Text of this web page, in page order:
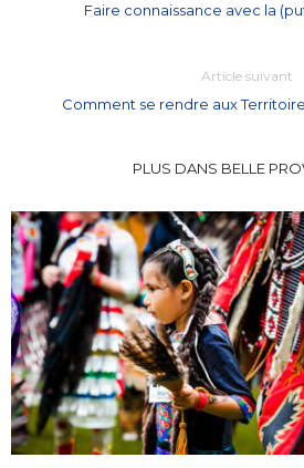
Faire connaissance avec la
Article suivant
Comment se rendre aux
PLUS DANS BELLE